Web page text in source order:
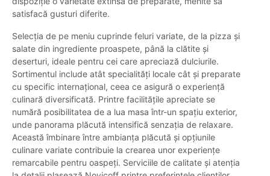
satisfacă gusturi diferite.
Selecția de pe meniu cuprinde feluri variate, de la pizza și
salate din ingrediente proaspete, până la clătite și
deserturi, ideale pentru cei care apreciază dulciurile.
Sortimentul include atât specialități locale cât și preparate
cu specific internațional, ceea ce asigură o experiență
culinară diversificată. Printre facilitățile apreciate se
numără posibilitatea de a lua masa într-un spațiu exterior,
unde panorama plăcută intensifică senzația de relaxare.
Această îmbinare între ambianța plăcută și opțiunile
culinare variate contribuie la crearea unor experiențe
remarcabile pentru oaspeți. Serviciile de calitate și atenția